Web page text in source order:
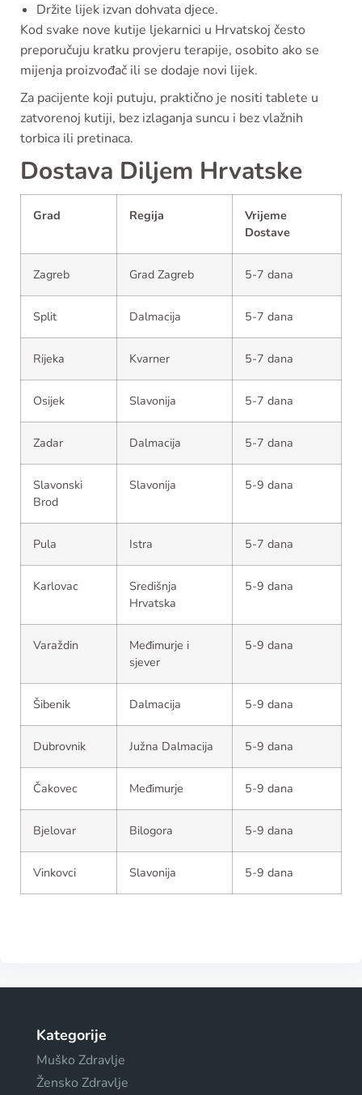
Držite lijek izvan dohvata djece.
Kod svake nove kutije ljekarnici u Hrvatskoj često
preporučuju kratku provjeru terapije, osobito ako se
mijenja proizvođač ili se dodaje novi lijek.
Za pacijente koji putuju, praktično je nositi tablete u
zatvorenoj kutiji, bez izlaganja suncu i bez vlažnih
torbica ili pretinaca.
Dostava Diljem Hrvatske
Grad Regija
Vrijeme
Dostave
Zagreb Grad Zagreb 5-7 dana
Split Dalmacija 5-7 dana
Rijeka Kvarner 5-7 dana
Osijek Slavonija 5-7 dana
Zadar Dalmacija 5-7 dana
Slavonski
Brod
Slavonija 5-9 dana
Pula Istra 5-7 dana
Karlovac
Središnja
Hrvatska
5-9 dana
Varaždin
Međimurje i
sjever
5-9 dana
Šibenik Dalmacija 5-9 dana
Dubrovnik Južna Dalmacija 5-9 dana
Čakovec Međimurje 5-9 dana
Bjelovar Bilogora 5-9 dana
Vinkovci Slavonija 5-9 dana
Kategorije
Muško Zdravlje
Žensko Zdravlje